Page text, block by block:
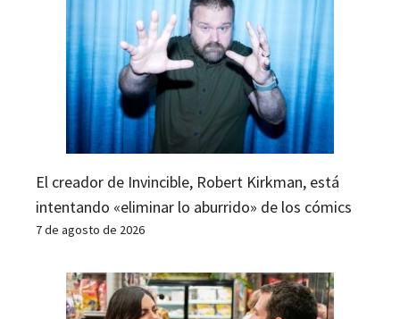
El creador de Invincible, Robert Kirkman, está
intentando «eliminar lo aburrido» de los cómics
7 de agosto de 2026